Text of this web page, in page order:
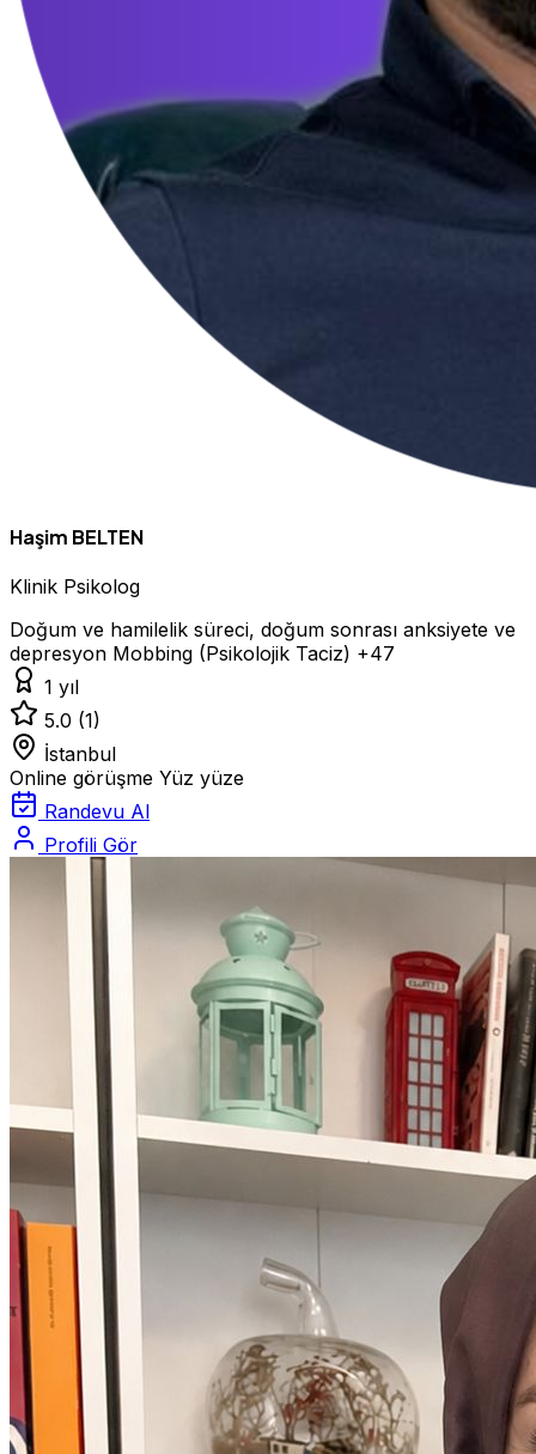
Haşim BELTEN
Klinik Psikolog
Doğum ve hamilelik süreci, doğum sonrası anksiyete ve
depresyon Mobbing (Psikolojik Taciz) +47
1 yıl
5.0 (1)
İstanbul
Online görüşme Yüz yüze
Randevu Al
Profili Gör